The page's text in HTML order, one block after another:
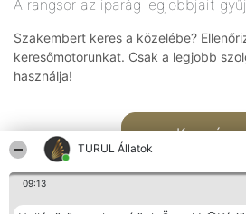
TURUL Állatok
09:13
A rangsor az iparág legjobbjait
Szakembert keres a közelébe?
keresőmotorunkat. Csak a legjobb
használja!
Keresés